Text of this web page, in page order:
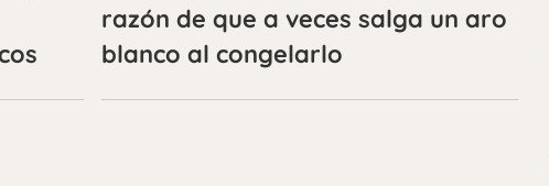
razón de que a veces salga un aro
blanco al congelarlo